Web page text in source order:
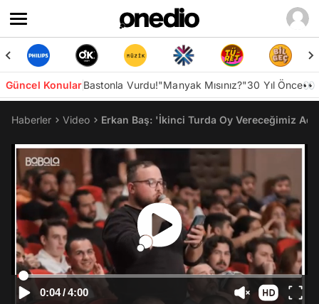
Güncel KonularBastonla Vurdu!"Manyak Mısınız?"30 Yıl Önce👀
Haberler Video Erkan Baş: 'İkinci Turda Oy Vereceğimiz
0:04/4:00